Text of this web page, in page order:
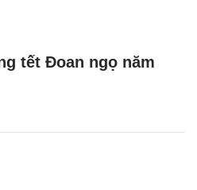
tết Đoan ngọ năm